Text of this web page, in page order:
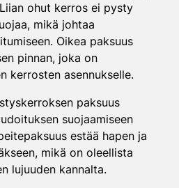
ohut kerros ei pysty
mikä johtaa
Oikea paksuus
pinnan, joka on
kerrosten asennukselle.
paksuus
suojaamiseen
estää hapen ja
mikä on oleellista
lujuuden kannalta.